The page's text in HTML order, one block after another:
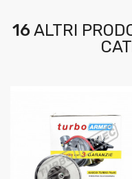
16ALTRI